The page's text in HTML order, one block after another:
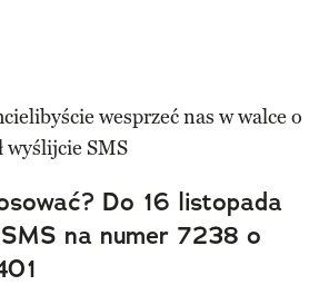
wesprzeć nas w walce o
wyślijcie SMS
Do 16 listopada
na numer 7238 o